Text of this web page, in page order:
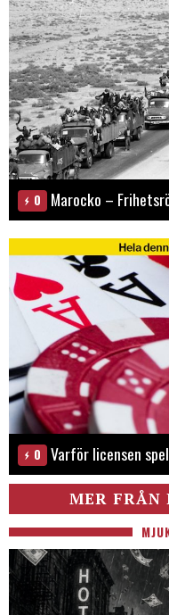
0 Marocko –
0 Varför licensen
MER FRÅN